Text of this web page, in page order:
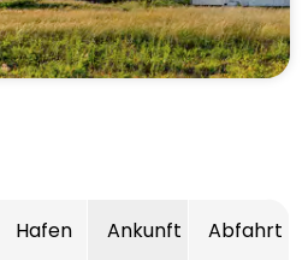
Hafen Ankunft Abfahrt